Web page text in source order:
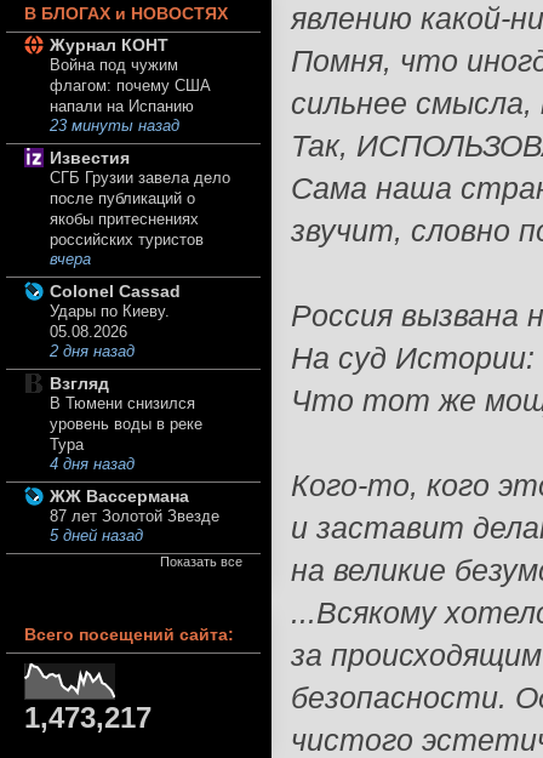
явлению какой-
Помня, что
сильнее
Так,
Сама наша
звучит, словно
Россия вызвана
На суд
Что тот же
Кого-то, кого
и заставит
на великие
...Всякому
за
безопасности.
чистого
В БЛОГАХ и НОВОСТЯХ
Журнал КОНТ
Война под чужим
флагом: почему США
напали на Испанию
23 минуты назад
Известия
СГБ Грузии завела дело
после публикаций о
якобы притеснениях
российских туристов
вчера
Colonel Cassad
Удары по Киеву.
05.08.2026
2 дня назад
Взгляд
В Тюмени снизился
уровень воды в реке
Тура
4 дня назад
ЖЖ Вассермана
87 лет Золотой Звезде
5 дней назад
Показать все
Всего посещений сайта:
1,473,217